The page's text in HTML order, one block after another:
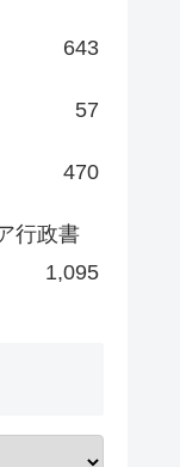
643
57
470
行政書
1,095